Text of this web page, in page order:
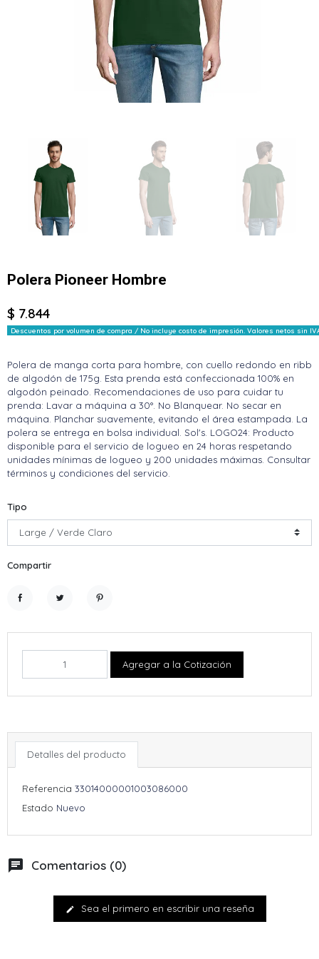
Polera Pioneer Hombre
$ 7.844
Descuentos por volumen de compra / No incluye costo de impresión. Valores netos sin
Polera de manga corta para hombre, con cuello redondo en ribb
de algodón de 175g. Esta prenda está confeccionada 100% en
algodón peinado. Recomendaciones de uso para cuidar tu
prenda: Lavar a máquina a 30°. No Blanquear. No secar en
máquina. Planchar suavemente, evitando el área estampada. La
polera se entrega en bolsa individual. Sol's. LOGO24: Producto
disponible para el servicio de logueo en 24 horas respetando
unidades mínimas de logueo y 200 unidades máximas. Consultar
términos y condiciones del servicio.
Tipo
Compartir
Agregar a la Cotización
Detalles del producto
Referencia 33014000001003086000
Estado Nuevo
chat Comentarios (0)
edit Sea el primero en escribir una reseña